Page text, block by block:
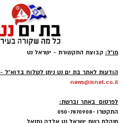
מו"ל: קבוצת התקשורת - ישראל נט
הודעות לאתר בת ים נט ניתן לשלוח בדוא"ל -
news@isnet.co.il
לפרסום באתר וברשת:
התקשרו -050-7870908